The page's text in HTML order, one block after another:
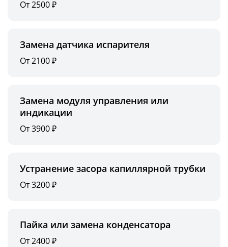
От 2500 ₽
Замена датчика испарителя
От 2100 ₽
Замена модуля управления или
индикации
От 3900 ₽
Устранение засора капиллярной трубки
От 3200 ₽
Пайка или замена конденсатора
От 2400 ₽